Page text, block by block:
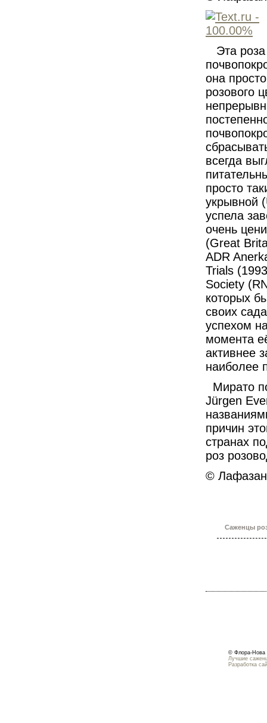
Эта
она
розового
всегда
просто
укрывной
успела
очень
(Great
ADR
Trials
Society
которых
своих
успехом
момента
активнее
наиболее
Мирато
Jürgen
причин
странах
роз
©
Саженцы
© Флора-Нова
Лучшие
Разработка